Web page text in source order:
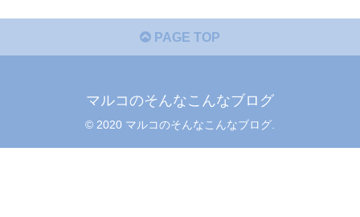
PAGE TOP
マルコのそんなこんなブログ
© 2020 マルコのそんなこんなブログ.